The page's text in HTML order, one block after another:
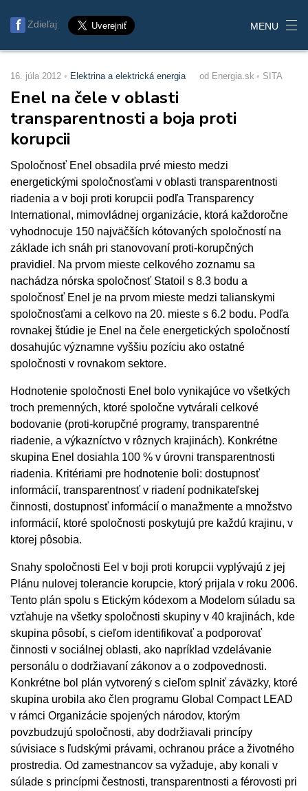
Zdieľaj MENU
16. júla 2012 Elektrina a elektrická energia od Energia.sk SITA
Enel na čele v oblasti
transparentnosti a boja proti
korupcii
Spoločnosť Enel obsadila prvé miesto medzi
energetickými spoločnosťami v oblasti transparentnosti
riadenia a v boji proti korupcii podľa Transparency
International, mimovládnej organizácie, ktorá každoročne
vyhodnocuje 150 najväčších kótovaných spoločností na
základe ich snáh pri stanovovaní proti-korupčných
pravidiel. Na prvom mieste celkového zoznamu sa
nachádza nórska spoločnosť Statoil s 8.3 bodu a
spoločnosť Enel je na prvom mieste medzi talianskymi
spoločnosťami a celkovo na 20. mieste s 6.2 bodu. Podľa
rovnakej štúdie je Enel na čele energetických spoločností
dosahujúc významne vyššiu pozíciu ako ostatné
spoločnosti v rovnakom sektore.
Hodnotenie spoločnosti Enel bolo vynikajúce vo všetkých
troch premenných, ktoré spoločne vytvárali celkové
bodovanie (proti-korupčné programy, transparentné
riadenie, a výkazníctvo v rôznych krajinách). Konkrétne
skupina Enel dosiahla 100 % v úrovni transparentnosti
riadenia. Kritériami pre hodnotenie boli: dostupnosť
informácií, transparentnosť v riadení podnikateľskej
činnosti, dostupnosť informácií o manažmente a množstvo
informácií, ktoré spoločnosti poskytujú pre každú krajinu, v
ktorej pôsobia.
Snahy spoločnosti Eel v boji proti korupcii vyplývajú z jej
Plánu nulovej tolerancie korupcie, ktorý prijala v roku 2006.
Tento plán spolu s Etickým kódexom a Modelom súladu sa
vzťahuje na všetky spoločnosti skupiny v 40 krajinách, kde
skupina pôsobí, s cieľom identifikovať a podporovať
činnosti v sociálnej oblasti, ako napríklad vzdelávanie
personálu o dodržiavaní zákonov a o zodpovednosti.
Konkrétne bol plán vytvorený s cieľom splniť záväzky, ktoré
skupina urobila ako člen programu Global Compact LEAD
v rámci Organizácie spojených národov, ktorým
povzbudzujú spoločnosti, aby dodržiavali princípy
súvisiace s ľudskými právami, ochranou práce a životného
prostredia. Od zamestnancov sa vyžaduje, aby konali v
súlade s princípmi čestnosti, transparentnosti a férovosti pri